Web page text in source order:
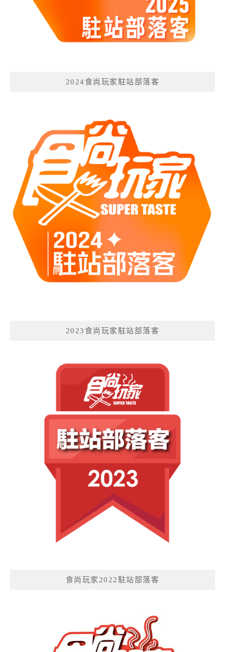
2024食尚玩家駐站部落客
2023食尚玩家駐站部落客
食尚玩家2022駐站部落客